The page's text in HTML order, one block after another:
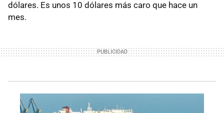
dólares. Es unos 10 dólares más caro que hace un
mes.